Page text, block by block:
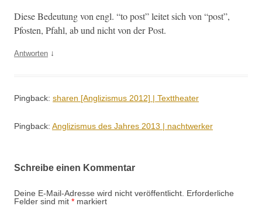
Diese Bedeu­tung von engl. “to post” leit­et sich von “post”,
Pfos­ten, Pfahl, ab und nicht von der Post.
Antworten ↓
Pingback: sharen [Anglizismus 2012] | Texttheater
Pingback: Anglizismus des Jahres 2013 | nachtwerker
Schreibe einen Kommentar
Deine E-Mail-Adresse wird nicht veröffentlicht. Erforderliche
Felder sind mit * markiert